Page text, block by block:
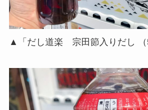
▲「だし道楽 宗田節入りだし （